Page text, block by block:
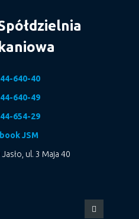
640-40
640-49
654-29
JSM
ul. 3 Maja 40